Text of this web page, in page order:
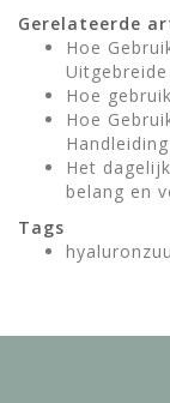
Gerelateerde
Hoe
Hoe
Hoe
Handleiding
Het
belang en
Tags